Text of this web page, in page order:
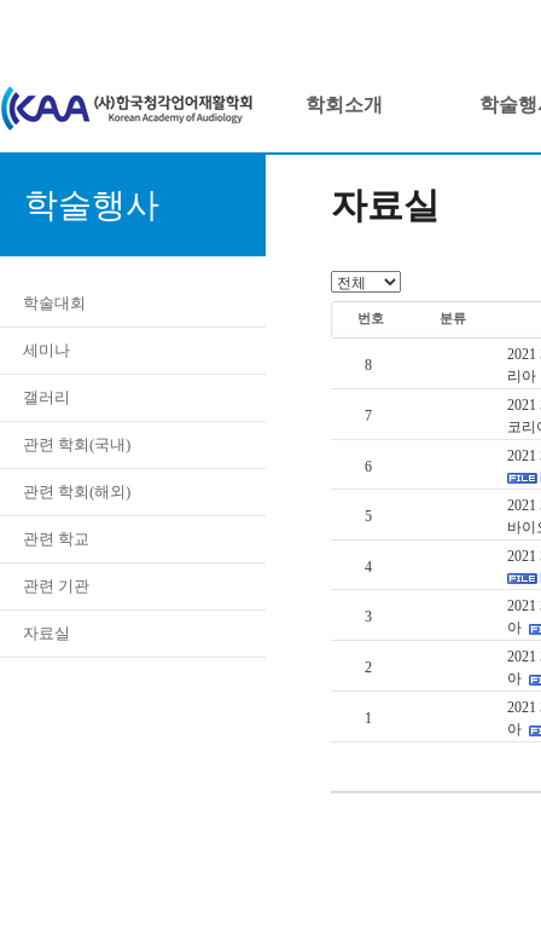
학회소개 학술행
학술행사
학술대회
세미나
갤러리
관련 학회(국내)
관련 학회(해외)
관련 학교
관련 기관
자료실
자료실
번호 분류
8
리아
7
코리
6
5
바이
4
3
아
2
아
1
아